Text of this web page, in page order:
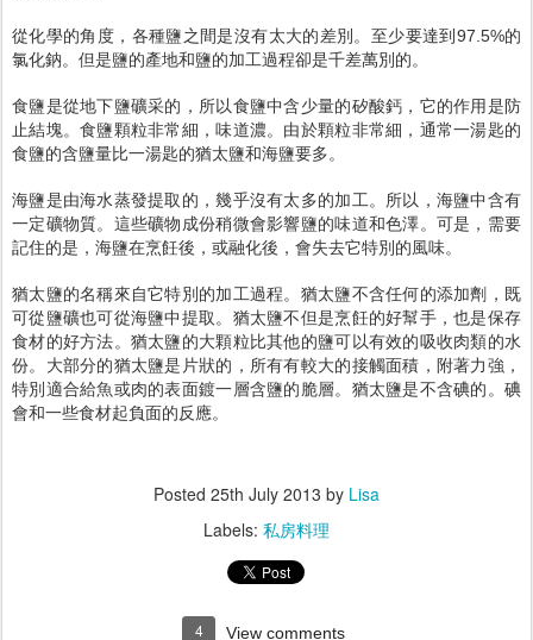
從化學的角度，各種鹽之間是沒有太大的差別。至少要達到97.5%的
氯化鈉。但是鹽的產地和鹽的加工過程卻是千差萬別的。
食鹽是從地下鹽礦采的，所以食鹽中含少量的矽酸鈣，它的作用是防
止結塊。食鹽顆粒非常細，味道濃。由於顆粒非常細，通常一湯匙的
食鹽的含鹽量比一湯匙的猶太鹽和海鹽要多。
海鹽是由海水蒸發提取的，幾乎沒有太多的加工。所以，海鹽中含有
一定礦物質。這些礦物成份稍微會影響鹽的味道和色澤。可是，需要
記住的是，海鹽在烹飪後，或融化後，會失去它特別的風味。
猶太鹽的名稱來自它特別的加工過程。猶太鹽不含任何的添加劑，既
可從鹽礦也可從海鹽中提取。猶太鹽不但是烹飪的好幫手，也是保存
食材的好方法。猶太鹽的大顆粒比其他的鹽可以有效的吸收肉類的水
份。大部分的猶太鹽是片狀的，所有有較大的接觸面積，附著力強，
特別適合給魚或肉的表面鍍一層含鹽的脆層。猶太鹽是不含碘的。碘
會和一些食材起負面的反應。
Posted 25th July 2013 by Lisa
Labels: 私房料理
4 View comments